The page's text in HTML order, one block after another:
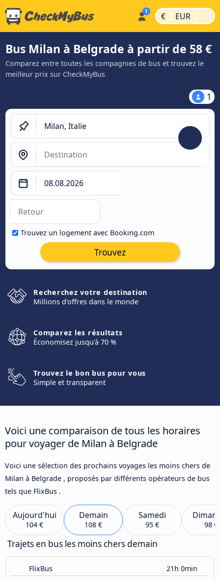
€ | EUR |
Bus Milan à Belgrade à partir de 58 €
Comparez entre toutes les compagnies de bus et trouvez le
meilleur prix sur CheckMyBus
1
Trouvez un logement avec Booking.com
Trouvez
Recherchez votre destination
Millions d'offres dans le monde
Comparez les résultats
Économisez jusqu'à 70 %
Trouvez le bon bus pour vous
Simple et transparent
Voici une comparaison de tous les horaires
pour voyager de Milan à Belgrade
Voici une sélection des prochains voyages les moins chers de
Milan à Belgrade , proposés par différents opérateurs de bus
tels que FlixBus .
Aujourd'hui
104 €
Demain
108 €
Samedi
95 € 98 €
Trajets en bus les moins chers demain
FlixBus 21h 0min